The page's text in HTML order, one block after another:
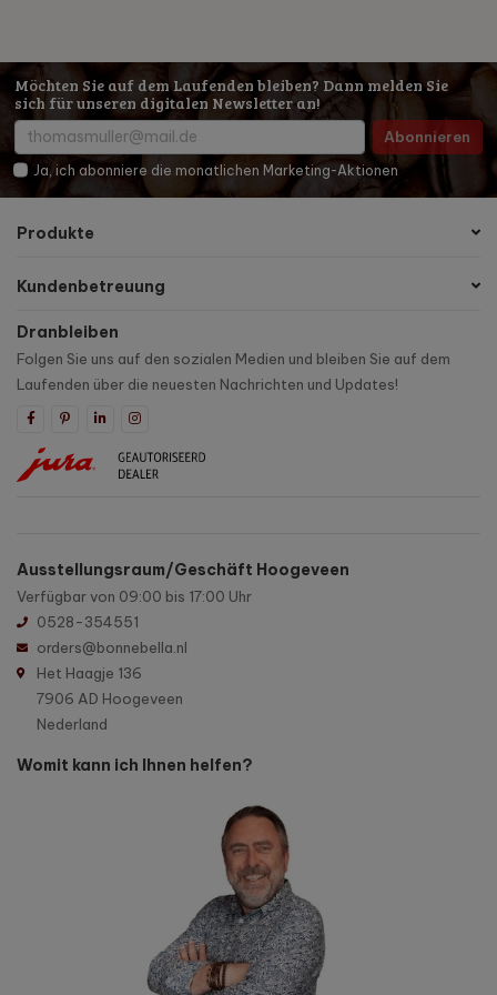
Möchten Sie auf dem Laufenden bleiben? Dann melden Sie
sich für unseren digitalen Newsletter an!
Abonnieren
Ja, ich abonniere die monatlichen Marketing-Aktionen
Produkte
Kundenbetreuung
Dranbleiben
Folgen Sie uns auf den sozialen Medien und bleiben Sie auf dem
Laufenden über die neuesten Nachrichten und Updates!
Ausstellungsraum/Geschäft Hoogeveen
Verfügbar von 09:00 bis 17:00 Uhr
0528-354551
orders@bonnebella.nl
Het Haagje 136
7906 AD Hoogeveen
Nederland
Womit kann ich Ihnen helfen?